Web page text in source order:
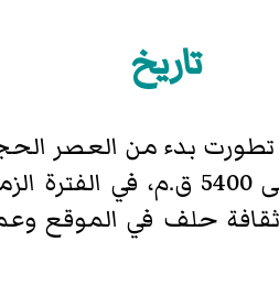
تاريخ
بدء من العصر
(هجر) طويل. ازدهر تل حلف من
حلف في الموقع